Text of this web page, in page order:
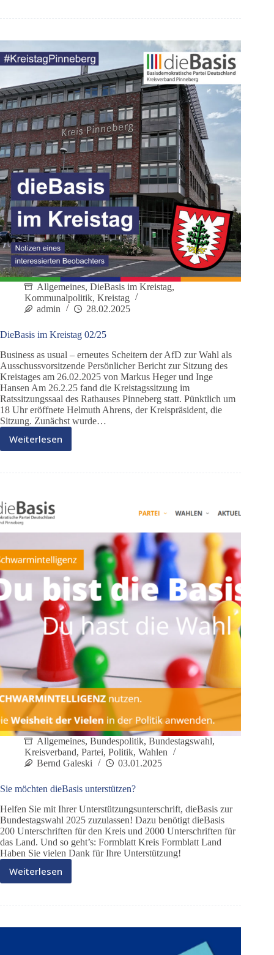
Vorstand
gewählt
Allgemeines, DieBasis im Kreistag,
Kommunalpolitik, Kreistag
admin
28.02.2025
DieBasis im Kreistag 02/25
Business as usual – erneutes Scheitern der AfD zur Wahl als
Ausschussvorsitzende Persönlicher Bericht zur Sitzung des
Kreistages am 26.02.2025 von Markus Heger und Inge
Hansen Am 26.2.25 fand die Kreistagssitzung im
Ratssitzungssaal des Rathauses Pinneberg statt. Pünktlich um
18 Uhr eröffnete Helmuth Ahrens, der Kreispräsident, die
Sitzung. Zunächst wurde…
Weiterlesen
DieBasis
Allgemeines, Bundespolitik, Bundestagswahl,
Kreisverband, Partei, Politik, Wahlen
Bernd Galeski
03.01.2025
Sie möchten dieBasis unterstützen?
Helfen Sie mit Ihrer Unterstützungsunterschrift, dieBasis zur
Bundestagswahl 2025 zuzulassen! Dazu benötigt dieBasis
200 Unterschriften für den Kreis und 2000 Unterschriften für
das Land. Und so geht’s: Formblatt Kreis Formblatt Land
Haben Sie vielen Dank für Ihre Unterstützung!
Weiterlesen
Sie